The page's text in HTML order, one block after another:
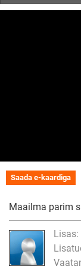
Saada e-kaardiga
Maailma parim
Lisas: